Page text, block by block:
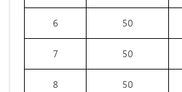
6 50
7 50
8 50